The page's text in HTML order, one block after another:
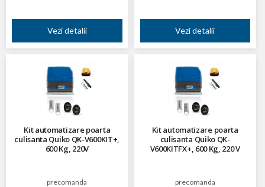
Vezi detalii Vezi detalii
Kit automatizare poarta
culisanta Quiko QK-V600KIT+,
600 Kg, 220V
precomanda
Kit automatizare poarta
culisanta Quiko QK-
V600KITFX+, 600 Kg, 220 V
precomanda